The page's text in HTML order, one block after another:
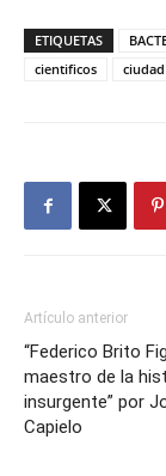
ETIQUETAS
cientificos
Artículo anterior
“Federico Brito
maestro de la
insurgente” por
Capielo